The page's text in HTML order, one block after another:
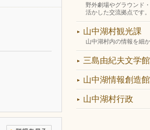
野外劇場やグラウンド
活かした交流拠点です。
山中湖村観光課
山中湖村内の情報を細
三島由紀夫文学館
山中湖情報創造館
山中湖村行政